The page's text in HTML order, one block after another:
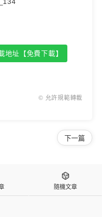
地址【免費下載】
© 允許規範轉載
下一篇

隨機文章